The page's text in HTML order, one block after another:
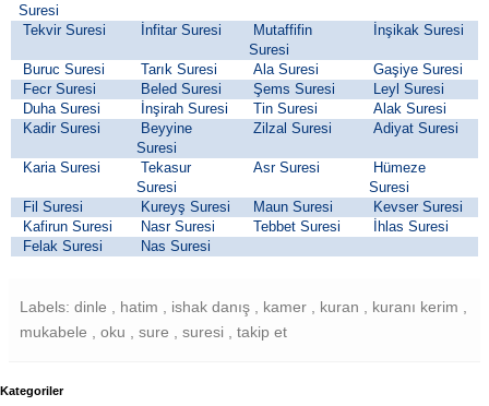
Suresi
Tekvir Suresi İnfitar Suresi
Mutaffifin
Suresi
İnşikak Suresi
Buruc Suresi Tarık Suresi Ala Suresi
Gaşiye Suresi
Fecr Suresi
Beled Suresi Şems Suresi
Leyl Suresi
Duha Suresi
İnşirah Suresi Tin Suresi
Alak Suresi
Kadir Suresi
Beyyine
Suresi
Zilzal Suresi Adiyat Suresi
Karia Suresi
Tekasur
Suresi
Asr Suresi
Hümeze
Suresi
Fil Suresi
Kureyş Suresi Maun Suresi
Kevser Suresi
Kafirun Suresi
Nasr Suresi Tebbet Suresi
İhlas Suresi
Felak Suresi
Nas Suresi
Labels: dinle , hatim , ishak danış , kamer , kuran , kuranı kerim ,
mukabele , oku , sure , suresi , takip et
Kategoriler